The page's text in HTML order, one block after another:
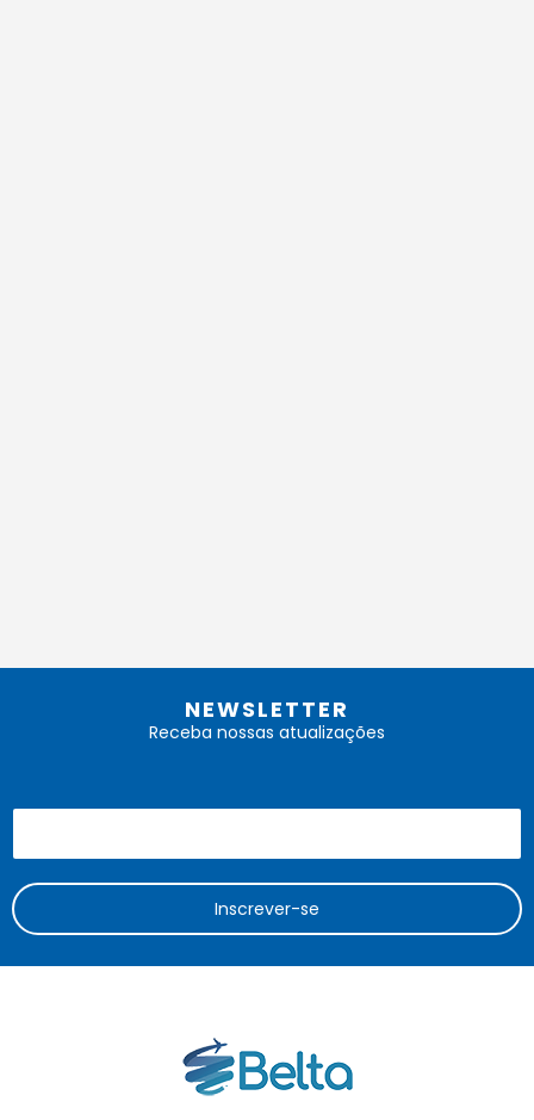
NEWSLETTER
Receba nossas atualizações
Inscrever-se